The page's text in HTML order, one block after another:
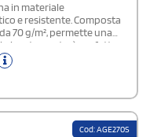
in materiale
e resistente. Composta
70 g/m², permette una
stampata, è perfetta
ordine ed efficienza.
Cod: AGE270S